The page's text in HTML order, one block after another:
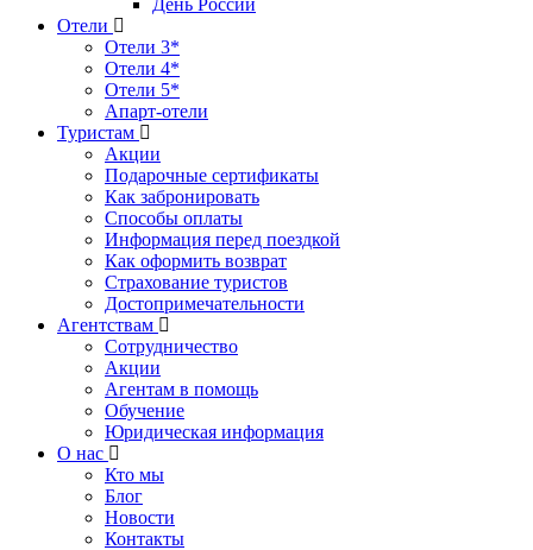
День России
Отели
Отели 3*
Отели 4*
Отели 5*
Апарт-отели
Туристам
Акции
Подарочные сертификаты
Как забронировать
Способы оплаты
Информация перед поездкой
Как оформить возврат
Страхование туристов
Достопримечательности
Агентствам
Сотрудничество
Акции
Агентам в помощь
Обучение
Юридическая информация
О нас
Кто мы
Блог
Новости
Контакты